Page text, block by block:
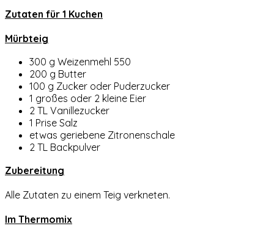
Zutaten für 1 Kuchen
Mürbteig
300 g Weizenmehl 550
200 g Butter
100 g Zucker oder Puderzucker
1 großes oder 2 kleine Eier
2 TL Vanillezucker
1 Prise Salz
etwas geriebene Zitronenschale
2 TL Backpulver
Zubereitung
Alle Zutaten zu einem Teig verkneten.
Im Thermomix